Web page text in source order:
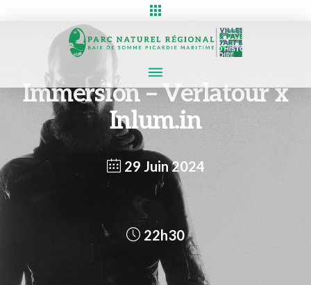
Immersion – Verlatour x
Inlum.in
29 Juin 2024
22h30